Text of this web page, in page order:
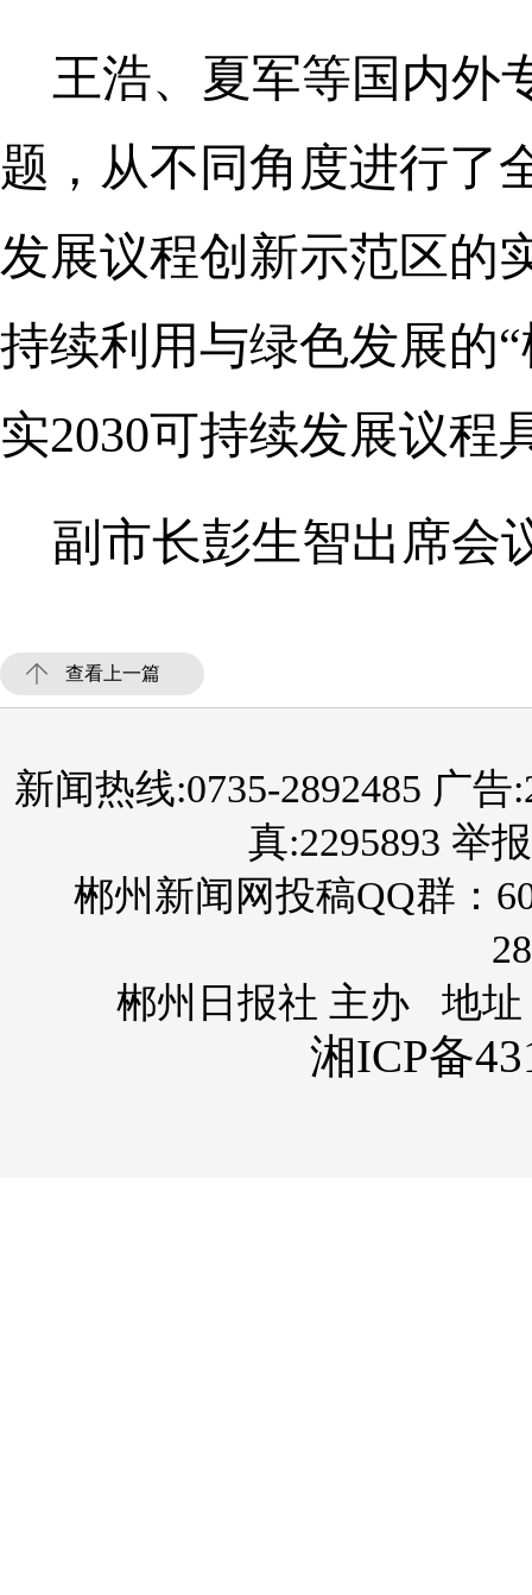
王浩、夏军等国内外
题，从不同角度进行了
发展议程创新示范区的
持续利用与绿色发展的
实2030可持续发展议程
副市长彭生智出席会
查看上一篇
新闻热线:0735-2892485 广告
真:2295893 举
郴州新闻网投稿QQ群：
郴州日报社 主办 地址
湘ICP备